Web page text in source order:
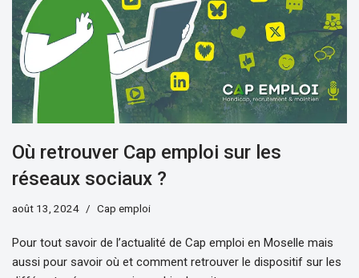
Où retrouver Cap emploi sur les
réseaux sociaux ?
août 13, 2024 Cap emploi
Pour tout savoir de l’actualité de Cap emploi en Moselle mais
aussi pour savoir où et comment retrouver le dispositif sur les